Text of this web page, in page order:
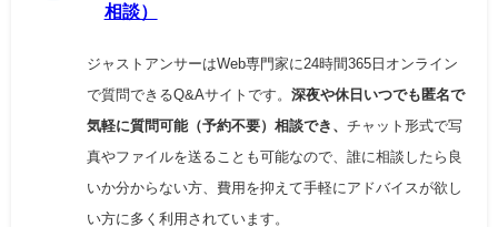
相談）
ジャストアンサーはWeb専門家に24時間365日オンライン
で質問できるQ&Aサイトです。 深夜や休日いつでも匿名で
気軽に質問可能（予約不要）相談でき、 チャット形式で写
真やファイルを送ることも可能なので、 誰に相談したら良
いか分からない方、費用を抑えて手軽にアドバイスが欲し
い方に多く利用されています。